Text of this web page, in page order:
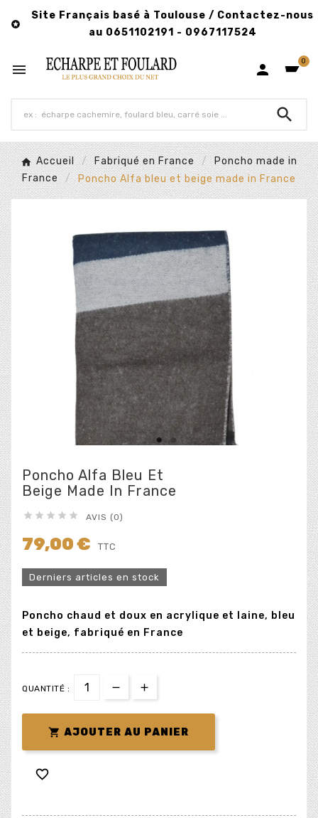

Site Français basé à Toulouse / Contactez-nous
au 0651102191 - 0967117524
  0

Accueil Fabriqué en France
Poncho made in
France
Poncho Alfa bleu et beige made in France
Poncho Alfa Bleu Et
Beige Made In France
     AVIS (0)
79,00 € TTC
Derniers articles en stock
Poncho chaud et doux en acrylique et laine, bleu
et beige, fabriqué en France
QUANTITÉ :
 AJOUTER AU PANIER
